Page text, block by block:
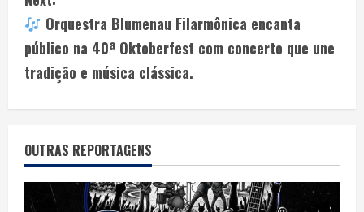
Orquestra Blumenau Filarmônica encanta
público na 40ª Oktoberfest com concerto que une
tradição e música clássica.
OUTRAS REPORTAGENS